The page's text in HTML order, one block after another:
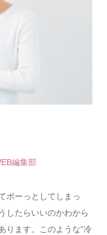
編集部
ボーっとしてしまっ
したらいいのかわから
ります。このような“冷